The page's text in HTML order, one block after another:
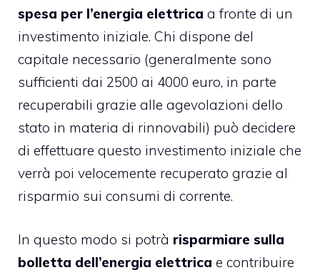
spesa per l’energia elettrica a fronte di un
investimento iniziale. Chi dispone del
capitale necessario (generalmente sono
sufficienti dai 2500 ai 4000 euro, in parte
recuperabili grazie alle agevolazioni dello
stato in materia di rinnovabili) può decidere
di effettuare questo investimento iniziale che
verrà poi velocemente recuperato grazie al
risparmio sui consumi di corrente.
In questo modo si potrà risparmiare sulla
bolletta dell’energia elettrica e contribuire